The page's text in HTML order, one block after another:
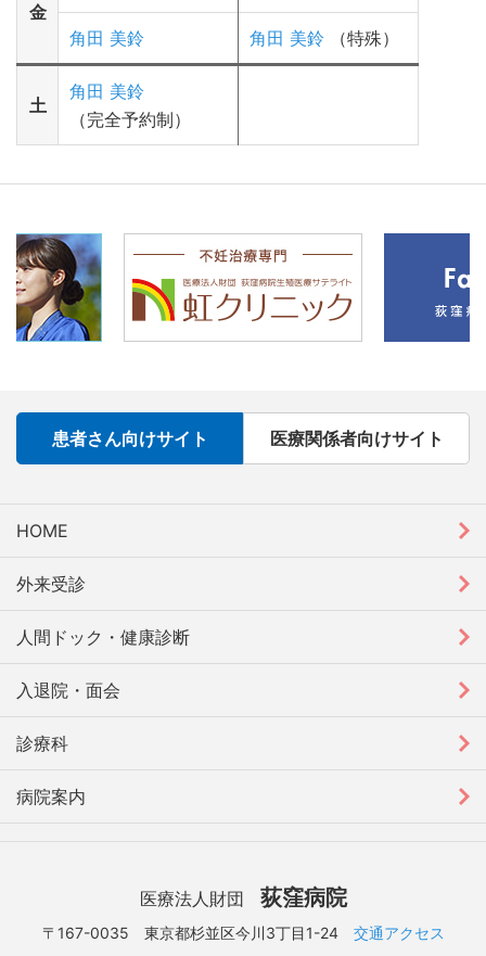
金
角田 美鈴 角田 美鈴 （特殊）
土
角田 美鈴
（完全予約制）
患者さん向けサイト 医療関係者向けサイト
HOME
外来受診
人間ドック・健康診断
入退院・面会
診療科
病院案内
医療法人財団 荻窪病院
〒167-0035 東京都杉並区今川3丁目1-24 交通アクセス